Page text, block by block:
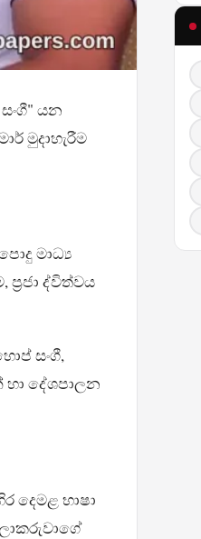
යන
මුදාහැරීම
මාධ්‍ය
ද්විත්වය
සංගී,
හා දේශපාලන
දෙමළ භාෂා